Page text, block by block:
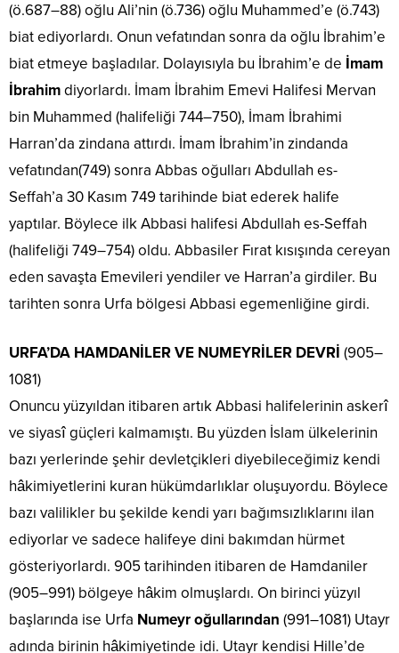
(ö.687–88) oğlu Ali’nin (ö.736) oğlu Muhammed’e (ö.743)
biat ediyorlardı. Onun vefatından sonra da oğlu İbrahim’e
biat etmeye başladılar. Dolayısıyla bu İbrahim’e de İmam
İbrahimdiyorlardı. İmam İbrahim Emevi Halifesi Mervan
bin Muhammed (halifeliği 744–750), İmam İbrahimi
Harran’da zindana attırdı. İmam İbrahim’in zindanda
vefatından(749) sonra Abbas oğulları Abdullah es-
Seffah’a 30 Kasım 749 tarihinde biat ederek halife
yaptılar. Böylece ilk Abbasi halifesi Abdullah es-Seffah
(halifeliği 749–754) oldu. Abbasiler Fırat kısışında cereyan
eden savaşta Emevileri yendiler ve Harran’a girdiler. Bu
tarihten sonra Urfa bölgesi Abbasi egemenliğine girdi.
URFA’DA HAMDANİLER VE NUMEYRİLER DEVRİ (905–
1081)
Onuncu yüzyıldan itibaren artık Abbasi halifelerinin askerî
ve siyasî güçleri kalmamıştı. Bu yüzden İslam ülkelerinin
bazı yerlerinde şehir devletçikleri diyebileceğimiz kendi
hâkimiyetlerini kuran hükümdarlıklar oluşuyordu. Böylece
bazı valilikler bu şekilde kendi yarı bağımsızlıklarını ilan
ediyorlar ve sadece halifeye dini bakımdan hürmet
gösteriyorlardı. 905 tarihinden itibaren de Hamdaniler
(905–991) bölgeye hâkim olmuşlardı. On birinci yüzyıl
başlarında ise Urfa Numeyr oğullarından (991–1081) Utayr
adında birinin hâkimiyetinde idi. Utayr kendisi Hille’de